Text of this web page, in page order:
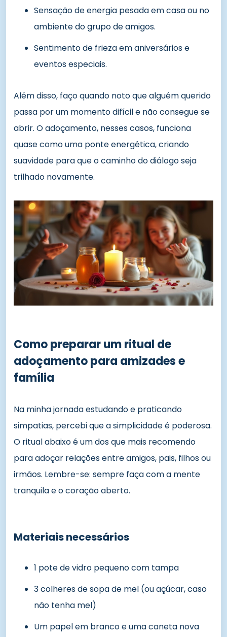
Sensação de energia pesada em casa ou no
ambiente do grupo de amigos.
Sentimento de frieza em aniversários e
eventos especiais.
Além disso, faço quando noto que alguém querido
passa por um momento difícil e não consegue se
abrir. O adoçamento, nesses casos, funciona
quase como uma ponte energética, criando
suavidade para que o caminho do diálogo seja
trilhado novamente.
Como preparar um ritual de
adoçamento para amizades e
família
Na minha jornada estudando e praticando
simpatias, percebi que a simplicidade é poderosa.
O ritual abaixo é um dos que mais recomendo
para adoçar relações entre amigos, pais, filhos ou
irmãos. Lembre-se: sempre faça com a mente
tranquila e o coração aberto.
Materiais necessários
1 pote de vidro pequeno com tampa
3 colheres de sopa de mel (ou açúcar, caso
não tenha mel)
Um papel em branco e uma caneta nova